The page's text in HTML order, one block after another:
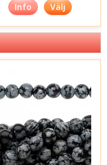
Info Välj